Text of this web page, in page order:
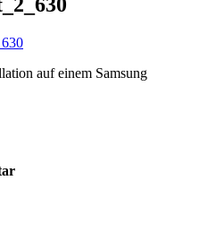
auf einem Samsung